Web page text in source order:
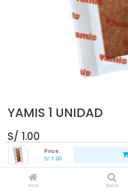
Price:
S/ 1.00
Inicio Buscar
YAMIS 1 UNIDAD
S/ 1.00